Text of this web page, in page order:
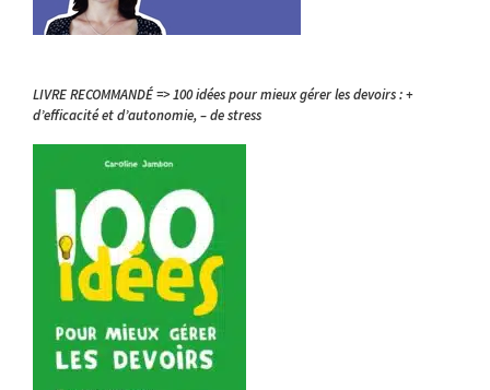
LIVRE RECOMMANDÉ => 100 idées pour mieux gérer les devoirs : +
d’efficacité et d’autonomie, – de stress